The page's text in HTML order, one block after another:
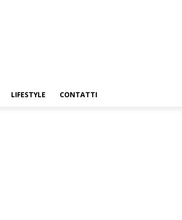
LIFESTYLE CONTATTI